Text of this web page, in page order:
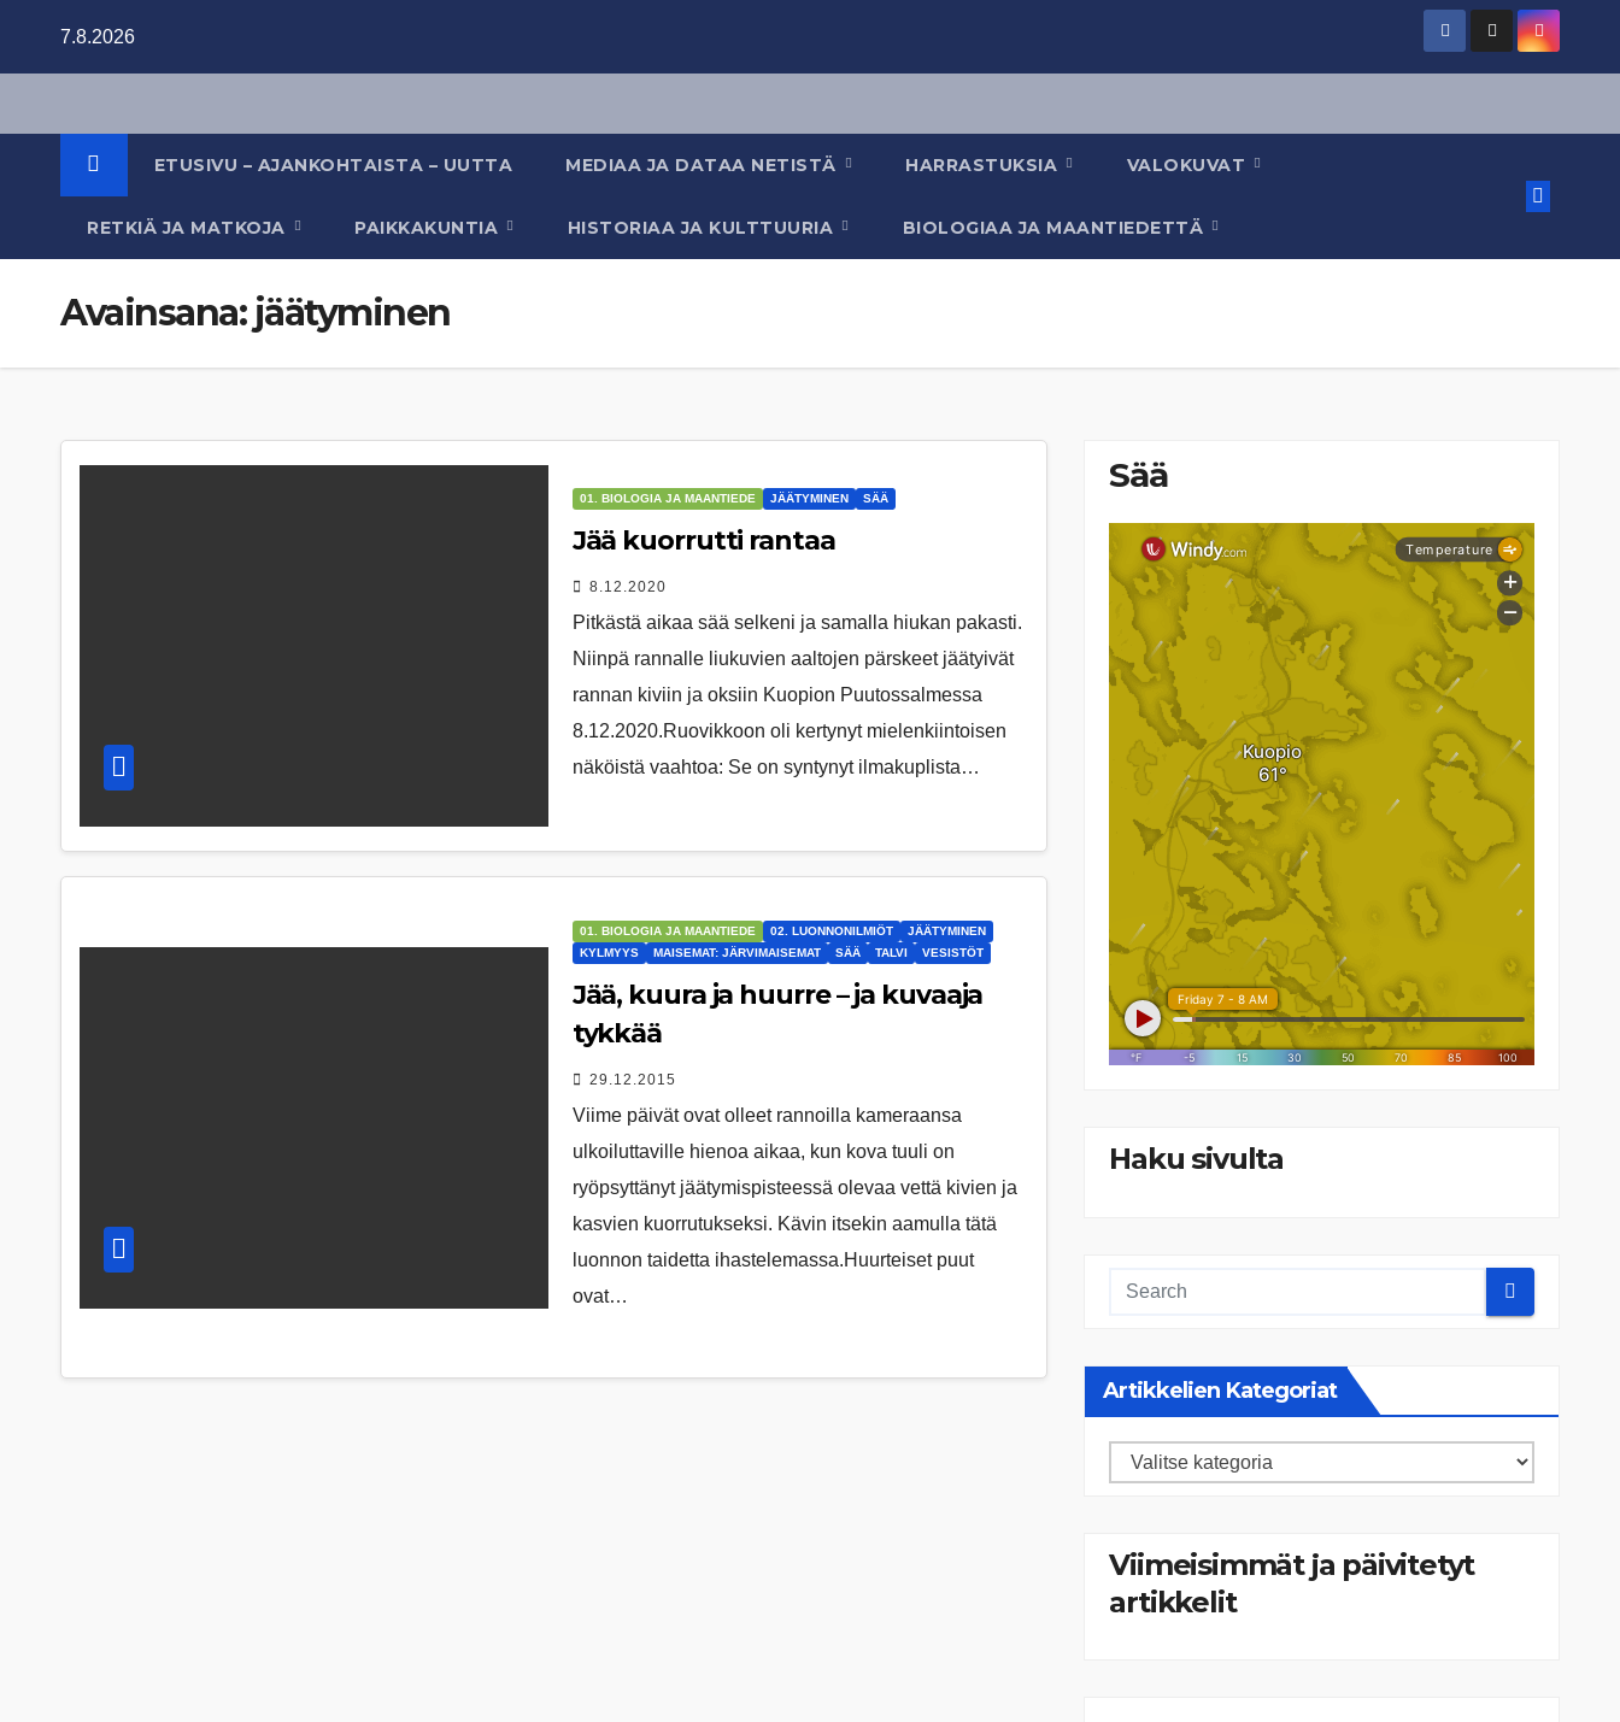
7.8.2026
ETUSIVU – AJANKOHTAISTA – UUTTA MEDIAA JA DATAA NETISTÄ HARRASTUKSIA VALOKUVAT
RETKIÄ JA MATKOJA PAIKKAKUNTIA HISTORIAA JA KULTTUURIA BIOLOGIAA JA MAANTIEDETTÄ
Avainsana: jäätyminen
01. BIOLOGIA JA MAANTIEDE JÄÄTYMINEN SÄÄ
Jää kuorrutti rantaa
8.12.2020
Pitkästä aikaa sää selkeni ja samalla hiukan pakasti.
Niinpä rannalle liukuvien aaltojen pärskeet jäätyivät
rannan kiviin ja oksiin Kuopion Puutossalmessa
8.12.2020.Ruovikkoon oli kertynyt mielenkiintoisen
näköistä vaahtoa: Se on syntynyt ilmakuplista…
01. BIOLOGIA JA MAANTIEDE 02. LUONNONILMIÖT
JÄÄTYMINEN
KYLMYYS
MAISEMAT: JÄRVIMAISEMAT SÄÄ TALVI VESISTÖT
Jää, kuura ja huurre – ja kuvaaja
tykkää
29.12.2015
Viime päivät ovat olleet rannoilla kameraansa
ulkoiluttaville hienoa aikaa, kun kova tuuli on
ryöpsyttänyt jäätymispisteessä olevaa vettä kivien ja
kasvien kuorrutukseksi. Kävin itsekin aamulla tätä
luonnon taidetta ihastelemassa.Huurteiset puut
ovat…
Sää
Haku sivulta
Artikkelien Kategoriat
Artikkelien
Viimeisimmät ja päivitetyt
artikkelit